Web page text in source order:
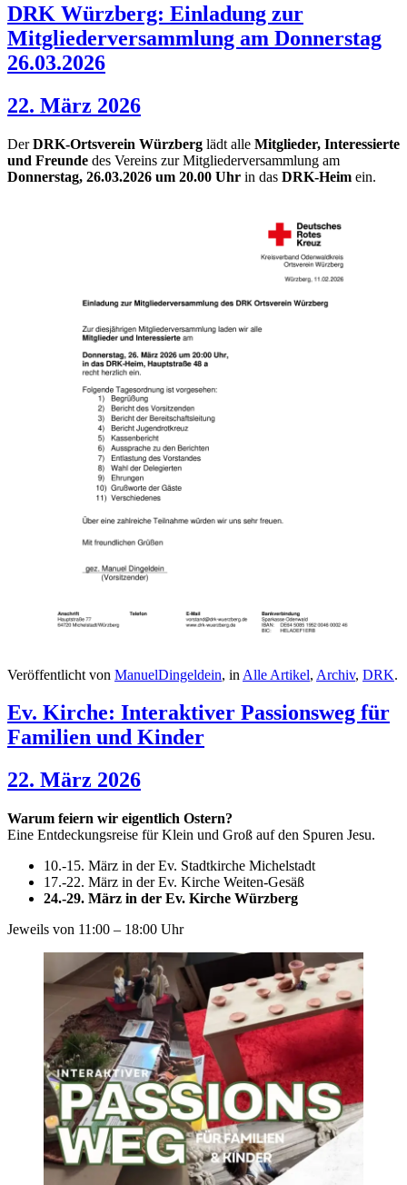
DRK Würzberg: Einladung zur
Mitgliederversammlung am Donnerstag
26.03.2026
22. März 2026
DerDRK-Ortsverein Würzberg lädt alle Mitglieder, Interessierte
und Freunde des Vereins zur Mitgliederversammlung am
Donnerstag, 26.03.2026 um 20.00 Uhr in das DRK-Heim ein.
Veröffentlicht von ManuelDingeldein, in Alle Artikel, Archiv, DRK.
Ev. Kirche: Interaktiver Passionsweg für
Familien und Kinder
22. März 2026
Warum feiern wir eigentlich Ostern?
Eine Entdeckungsreise für Klein und Groß auf den Spuren Jesu.
10.-15. März in der Ev. Stadtkirche Michelstadt
17.-22. März in der Ev. Kirche Weiten-Gesäß
24.-29. März in der Ev. Kirche Würzberg
Jeweils von 11:00 – 18:00 Uhr